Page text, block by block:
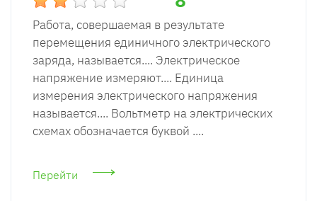
Работа, совершаемая в результате
перемещения единичного электрического
заряда, называется.... Электрическое
напряжение измеряют.... Единица
измерения электрического напряжения
называется.... Вольтметр на электрических
схемах обозначается буквой ....
Перейти